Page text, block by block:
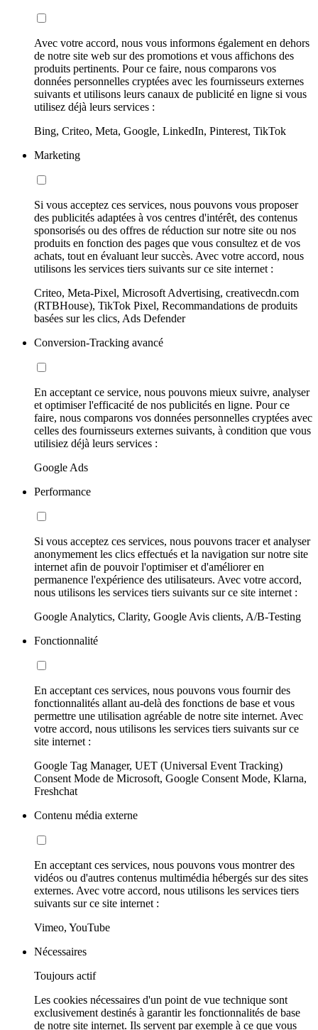
Avec votre accord, nous vous informons également en dehors
de notre site web sur des promotions et vous affichons des
produits pertinents. Pour ce faire, nous comparons vos
données personnelles cryptées avec les fournisseurs externes
suivants et utilisons leurs canaux de publicité en ligne si vous
utilisez déjà leurs services :
Bing, Criteo, Meta, Google, LinkedIn, Pinterest, TikTok
Marketing
Si vous acceptez ces services, nous pouvons vous proposer
des publicités adaptées à vos centres d'intérêt, des contenus
sponsorisés ou des offres de réduction sur notre site ou nos
produits en fonction des pages que vous consultez et de vos
achats, tout en évaluant leur succès. Avec votre accord, nous
utilisons les services tiers suivants sur ce site internet :
Criteo, Meta-Pixel, Microsoft Advertising, creativecdn.com
(RTBHouse), TikTok Pixel, Recommandations de produits
basées sur les clics, Ads Defender
Conversion-Tracking avancé
En acceptant ce service, nous pouvons mieux suivre, analyser
et optimiser l'efficacité de nos publicités en ligne. Pour ce
faire, nous comparons vos données personnelles cryptées avec
celles des fournisseurs externes suivants, à condition que vous
utilisiez déjà leurs services :
Google Ads
Performance
Si vous acceptez ces services, nous pouvons tracer et analyser
anonymement les clics effectués et la navigation sur notre site
internet afin de pouvoir l'optimiser et d'améliorer en
permanence l'expérience des utilisateurs. Avec votre accord,
nous utilisons les services tiers suivants sur ce site internet :
Google Analytics, Clarity, Google Avis clients, A/B-Testing
Fonctionnalité
En acceptant ces services, nous pouvons vous fournir des
fonctionnalités allant au-delà des fonctions de base et vous
permettre une utilisation agréable de notre site internet. Avec
votre accord, nous utilisons les services tiers suivants sur ce
site internet :
Google Tag Manager, UET (Universal Event Tracking)
Consent Mode de Microsoft, Google Consent Mode, Klarna,
Freshchat
Contenu média externe
En acceptant ces services, nous pouvons vous montrer des
vidéos ou d'autres contenus multimédia hébergés sur des sites
externes. Avec votre accord, nous utilisons les services tiers
suivants sur ce site internet :
Vimeo, YouTube
Nécessaires
Toujours actif
Les cookies nécessaires d'un point de vue technique sont
exclusivement destinés à garantir les fonctionnalités de base
de notre site internet. Ils servent par exemple à ce que vous